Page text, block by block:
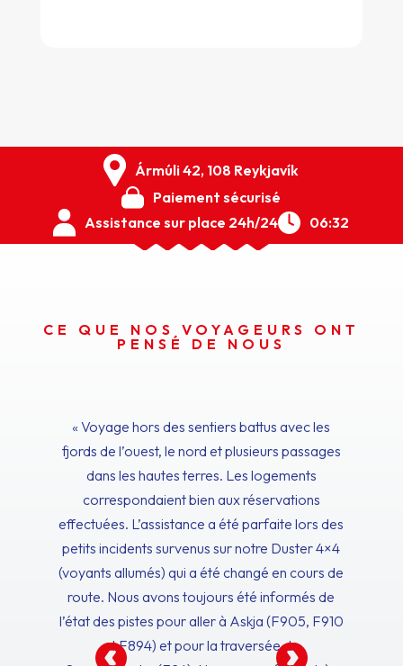
Ármúli 42, 108 Reykjavík
Paiement sécurisé
Assistance sur place 24h/24
06:32
CE QUE NOS VOYAGEURS ONT
PENSÉ DE NOUS
« Voyage hors des sentiers battus avec les
fjords de l’ouest, le nord et plusieurs passages
dans les hautes terres. Les logements
correspondaient bien aux réservations
effectuées. L’assistance a été parfaite lors des
petits incidents survenus sur notre Duster 4×4
(voyants allumés) qui a été changé en cours de
route. Nous avons toujours été informés de
l’état des pistes pour aller à Askja (F905, F910
et F894) et pour la traversée de